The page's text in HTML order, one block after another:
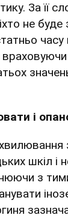
За її
не буде
і
шкіл і
з